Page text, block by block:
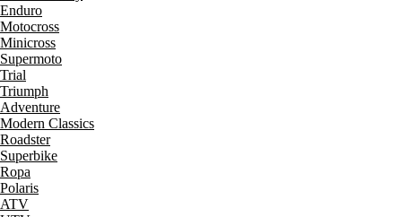
Enduro
Motocross
Minicross
Supermoto
Trial
Triumph
Adventure
Modern Classics
Roadster
Superbike
Ropa
Polaris
ATV